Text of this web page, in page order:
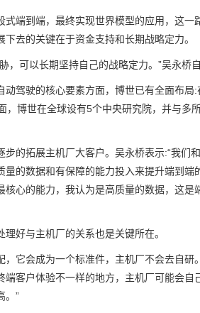
式端到端，最终实现世界模型的应用，这一
去的关键在于资金支持和长期战略定力。
，可以长期坚持自己的战略定力。”吴永桥自
动驾驶的核心要素方面，博世已有全面布局
，博世在全球设有5个中央研究院，并与多
的拓展主机厂大客户。吴永桥表示:“我们
量的数据和有保障的能力投入来提升端到端
核心的能力，我认为是高质量的数据，这是
好与主机厂的关系也是关键所在。
它会成为一个标准件，主机厂不会去自研
客户体验不一样的地方，主机厂可能会自
。”